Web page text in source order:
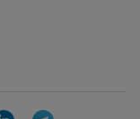
LinkedIn